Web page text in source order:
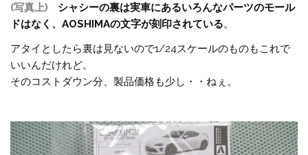
(写真上)
シャシーの裏は実車にあるいろんなパーツのモール
ドはなく、AOSHIMAの文字が刻印されている。
アタイとしたら裏は見ないので1/24スケールのものもこれで
いいんだけれど。
そのコストダウン分、製品価格も少し・・ねぇ。